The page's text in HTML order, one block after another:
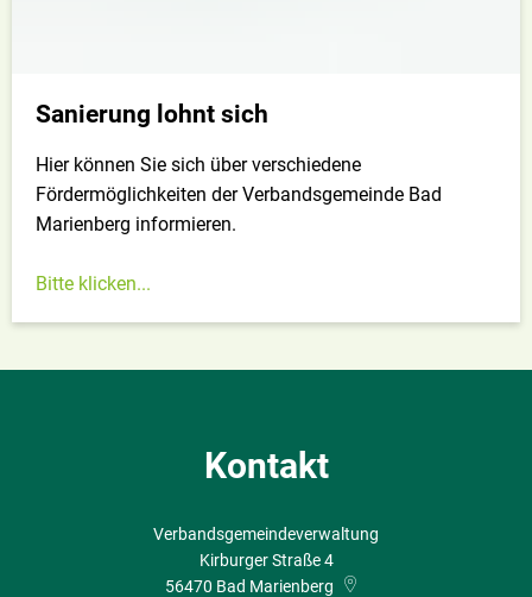
Sanierung lohnt sich
Hier können Sie sich über verschiedene
Fördermöglichkeiten der Verbandsgemeinde Bad
Marienberg informieren.
Bitte klicken...
Kontakt
Verbandsgemeindeverwaltung
Kirburger Straße 4
56470 Bad Marienberg